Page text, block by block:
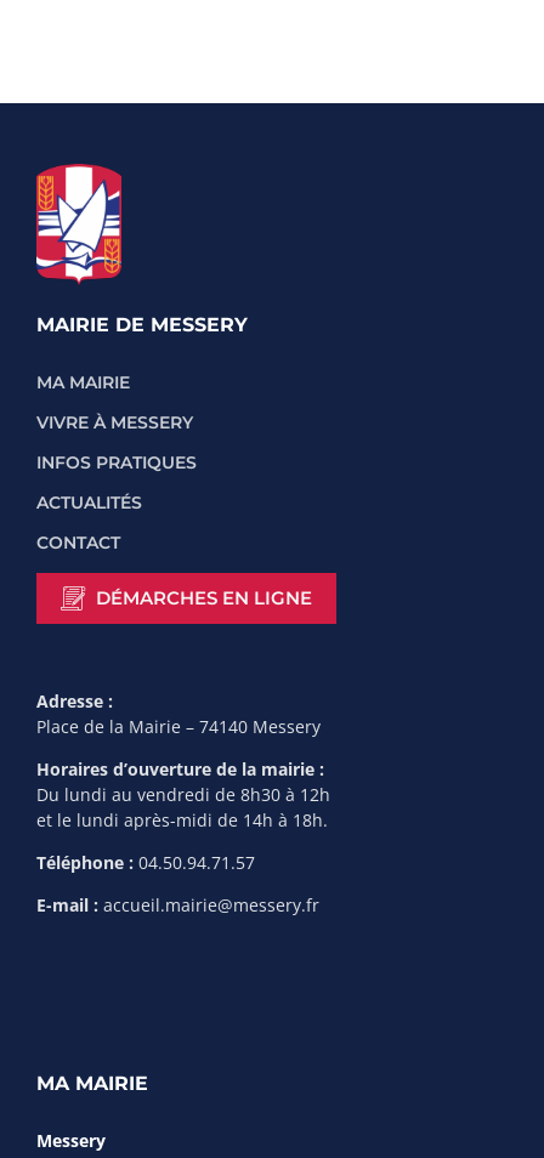
MAIRIE DE MESSERY
MA MAIRIE
VIVRE À MESSERY
INFOS PRATIQUES
ACTUALITÉS
CONTACT
DÉMARCHES EN LIGNE
Adresse :
Place de la Mairie – 74140 Messery
Horaires d’ouverture de la mairie :
Du lundi au vendredi de 8h30 à 12h
et le lundi après-midi de 14h à 18h.
Téléphone : 04.50.94.71.57
E-mail : accueil.mairie@messery.fr
MA MAIRIE
Messery